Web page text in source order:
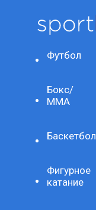
Футбол
Бокс/
ММА
Баскетбол
Фигурное
катание